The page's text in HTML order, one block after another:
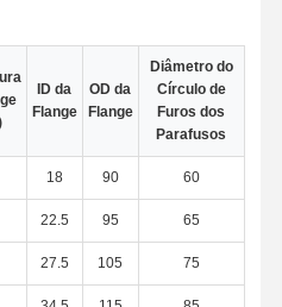
de aço inoxidável
inoxidável
de aço inoxidável
ID da
Flange
OD da
Flange
Diâmetro do
Círculo de
Furos dos
Parafusos
18 90 60
22.5 95 65
27.5 105 75